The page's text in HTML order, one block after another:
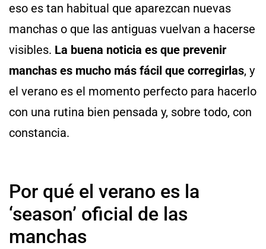
eso es tan habitual que aparezcan nuevas
manchas o que las antiguas vuelvan a hacerse
visibles. La buena noticia es que prevenir
manchas es mucho más fácil que corregirlas, y
el verano es el momento perfecto para hacerlo
con una rutina bien pensada y, sobre todo, con
constancia.
Por qué el verano es la
‘season’ oficial de las
manchas